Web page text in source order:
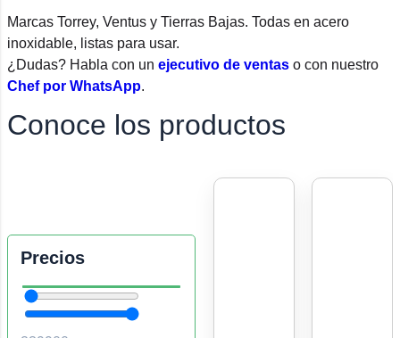
Marcas Torrey, Ventus y Tierras Bajas. Todas en acero
inoxidable, listas para usar.
¿Dudas? Habla con un ejecutivo de ventas o con nuestro
Chef por WhatsApp.
Conoce los productos
Precios